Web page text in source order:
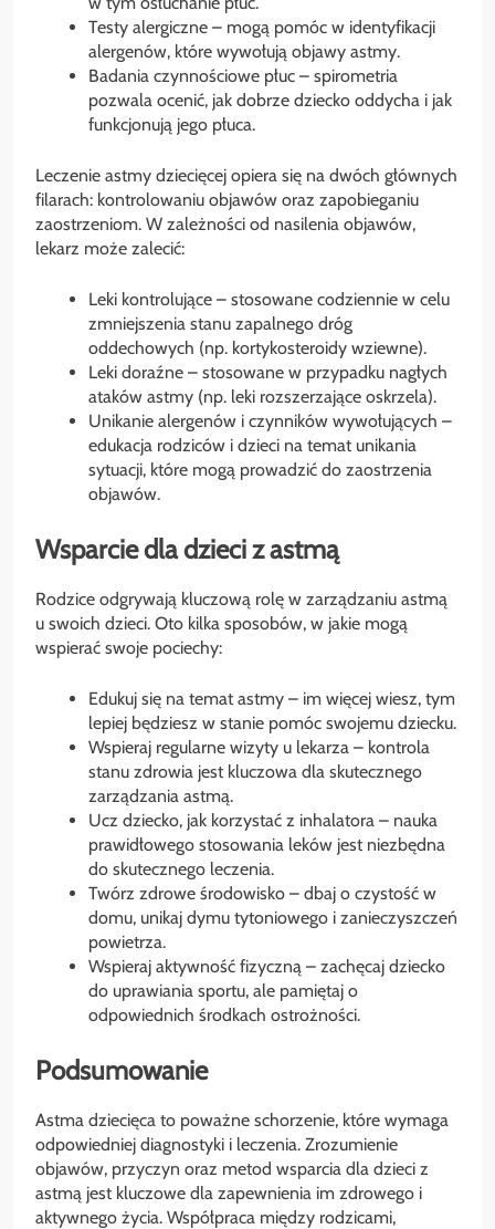
Testy alergiczne – mogą pomóc w identyfikacji
alergenów, które wywołują objawy astmy.
Badania czynnościowe płuc – spirometria
pozwala ocenić, jak dobrze dziecko oddycha i jak
funkcjonują jego płuca.
Leczenie astmy dziecięcej opiera się na dwóch głównych
filarach: kontrolowaniu objawów oraz zapobieganiu
zaostrzeniom. W zależności od nasilenia objawów,
lekarz może zalecić:
Leki kontrolujące – stosowane codziennie w celu
zmniejszenia stanu zapalnego dróg
oddechowych (np. kortykosteroidy wziewne).
Leki doraźne – stosowane w przypadku nagłych
ataków astmy (np. leki rozszerzające oskrzela).
Unikanie alergenów i czynników wywołujących –
edukacja rodziców i dzieci na temat unikania
sytuacji, które mogą prowadzić do zaostrzenia
objawów.
Wsparcie dla dzieci z astmą
Rodzice odgrywają kluczową rolę w zarządzaniu astmą
u swoich dzieci. Oto kilka sposobów, w jakie mogą
wspierać swoje pociechy:
Edukuj się na temat astmy – im więcej wiesz, tym
lepiej będziesz w stanie pomóc swojemu dziecku.
Wspieraj regularne wizyty u lekarza – kontrola
stanu zdrowia jest kluczowa dla skutecznego
zarządzania astmą.
Ucz dziecko, jak korzystać z inhalatora – nauka
prawidłowego stosowania leków jest niezbędna
do skutecznego leczenia.
Twórz zdrowe środowisko – dbaj o czystość w
domu, unikaj dymu tytoniowego i zanieczyszczeń
powietrza.
Wspieraj aktywność fizyczną – zachęcaj dziecko
do uprawiania sportu, ale pamiętaj o
odpowiednich środkach ostrożności.
Podsumowanie
Astma dziecięca to poważne schorzenie, które wymaga
odpowiedniej diagnostyki i leczenia. Zrozumienie
objawów, przyczyn oraz metod wsparcia dla dzieci z
astmą jest kluczowe dla zapewnienia im zdrowego i
aktywnego życia. Współpraca między rodzicami,